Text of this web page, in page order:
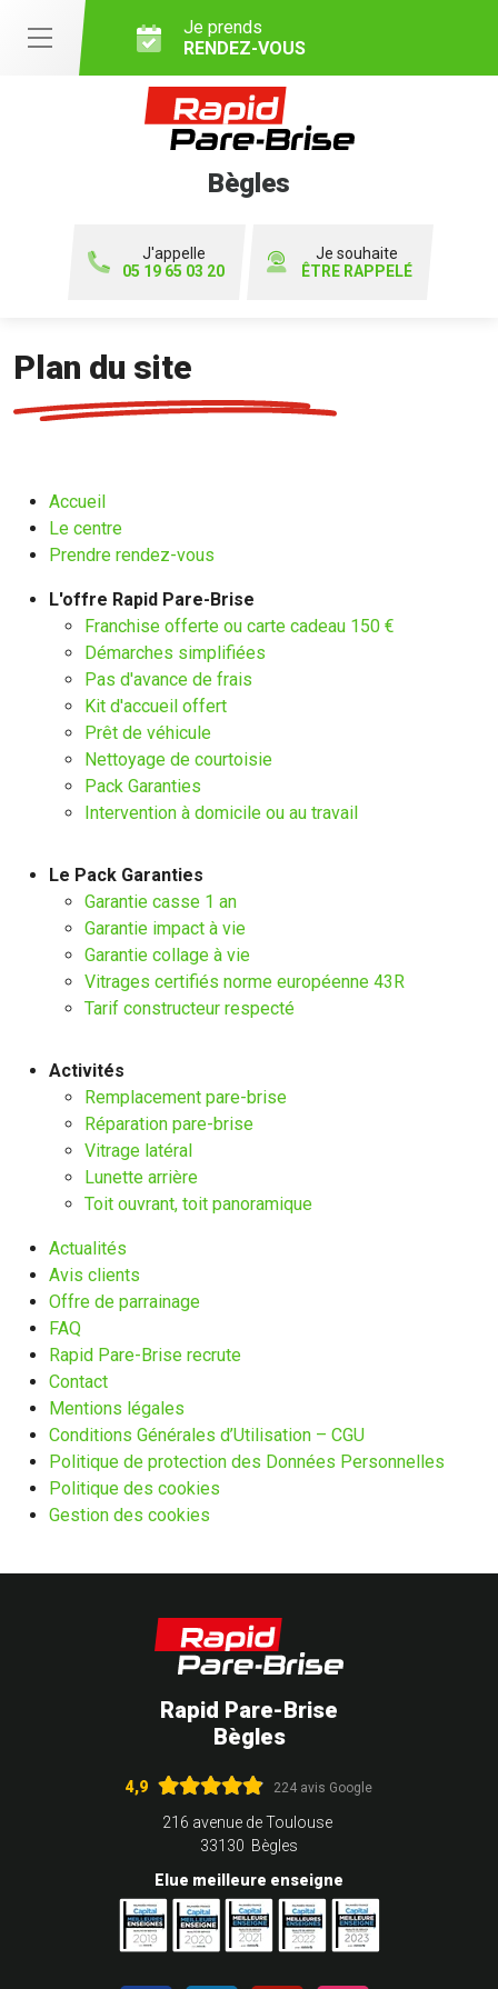
Je prends
RENDEZ-VOUS
Bègles
J'appelle
05 19 65 03 20
Je souhaite
ÊTRE RAPPELÉ
Plan du site
Accueil
Le centre
Prendre rendez-vous
L'offre Rapid Pare-Brise
Franchise offerte ou carte cadeau 150 €
Démarches simplifiées
Pas d'avance de frais
Kit d'accueil offert
Prêt de véhicule
Nettoyage de courtoisie
Pack Garanties
Intervention à domicile ou au travail
Le Pack Garanties
Garantie casse 1 an
Garantie impact à vie
Garantie collage à vie
Vitrages certifiés norme européenne 43R
Tarif constructeur respecté
Activités
Remplacement pare-brise
Réparation pare-brise
Vitrage latéral
Lunette arrière
Toit ouvrant, toit panoramique
Actualités
Avis clients
Offre de parrainage
FAQ
Rapid Pare-Brise recrute
Contact
Mentions légales
Conditions Générales d’Utilisation – CGU
Politique de protection des Données Personnelles
Politique des cookies
Gestion des cookies
Rapid Pare-Brise
Bègles
4,9 224 avis Google
216 avenue de Toulouse
33130 Bègles
Elue meilleure enseigne